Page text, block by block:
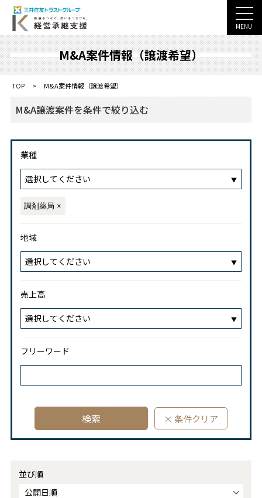
MENU
M&A案件情報（譲渡希望）
TOP > M&A案件情報（譲渡希望）
M&A譲渡案件を条件で絞り込む
業種
選択してください
調剤薬局
地域
選択してください
売上高
選択してください
フリーワード
並び順